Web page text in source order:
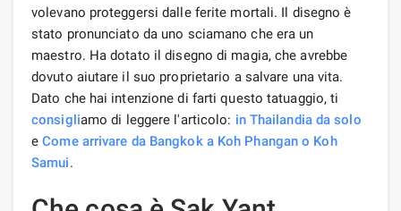
volevano proteggersi dalle ferite mortali. Il disegno è
stato pronunciato da uno sciamano che era un
maestro. Ha dotato il disegno di magia, che avrebbe
dovuto aiutare il suo proprietario a salvare una vita.
Dato che hai intenzione di farti questo tatuaggio, ti
consigliamo di leggere l'articolo: in Thailandia da solo
eCome arrivare da Bangkok a Koh Phangan o Koh
Samui.